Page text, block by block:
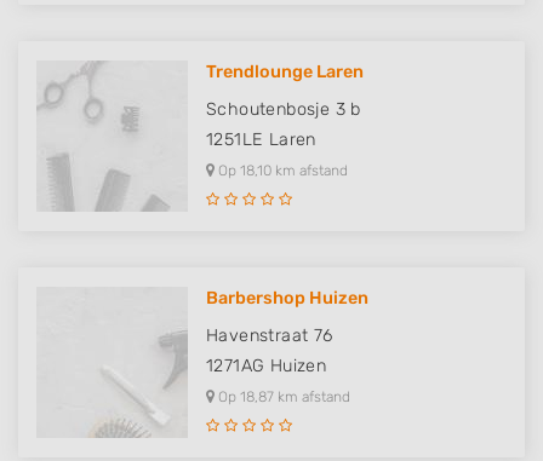
Trendlounge Laren
Schoutenbosje 3 b
1251LE Laren
Op 18,10 km afstand
Barbershop Huizen
Havenstraat 76
1271AG Huizen
Op 18,87 km afstand
Measure advertising performance
Measure content performance
Understand audiences through statistics
or combinations of data from different
sources
Use limited data to select content
Use precise geolocation data
Identify devices based on information